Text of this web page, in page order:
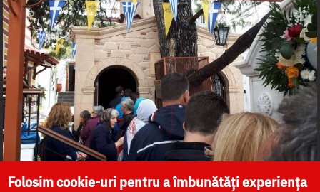
Folosim cookie-uri pentru a îmbunătăți experiența